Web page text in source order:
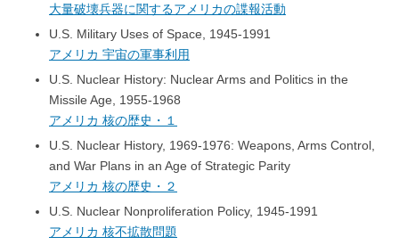
大量破壊兵器に関するアメリカの諜報活動
U.S. Military Uses of Space, 1945-1991
アメリカ 宇宙の軍事利用
U.S. Nuclear History: Nuclear Arms and Politics in the
Missile Age, 1955-1968
アメリカ 核の歴史・１
U.S. Nuclear History, 1969-1976: Weapons, Arms Control,
and War Plans in an Age of Strategic Parity
アメリカ 核の歴史・２
U.S. Nuclear Nonproliferation Policy, 1945-1991
アメリカ 核不拡散問題